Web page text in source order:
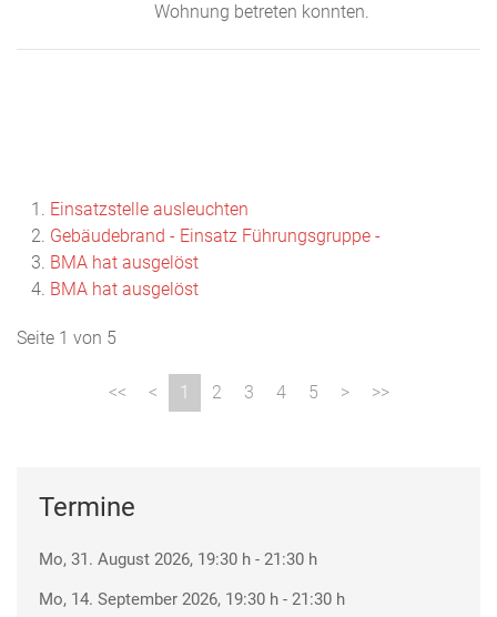
Wohnung betreten konnten.
Einsatzstelle ausleuchten
Gebäudebrand - Einsatz Führungsgruppe -
BMA hat ausgelöst
BMA hat ausgelöst
Seite 1 von 5
1 2 3 4 5
Termine
Mo, 31. August 2026, 19:30 h - 21:30 h
Mo, 14. September 2026, 19:30 h - 21:30 h